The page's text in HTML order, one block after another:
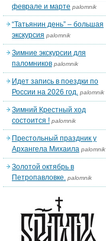
феврале и марте palomnik
“Татьянин день” – большая
экскурсия palomnik
Зимние экскурсии для
паломников palomnik
Идет запись в поездки по
России на 2026 год. palomnik
Зимний Крестный ход
состоится ! palomnik
Престольный праздник у
Архангела Михаила palomnik
Золотой октябрь в
Петропавловке. palomnik